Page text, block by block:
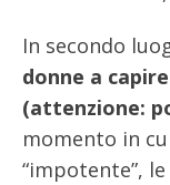
In secondo
donne a
(attenzione:
momento in
“impotente”,